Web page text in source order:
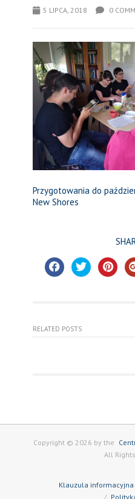
5 LIPCA, 2018 0
Przygotowania do
New Shores
RELATED POSTS
Copyright © 2026 by the
All
Klauzula informacyjna